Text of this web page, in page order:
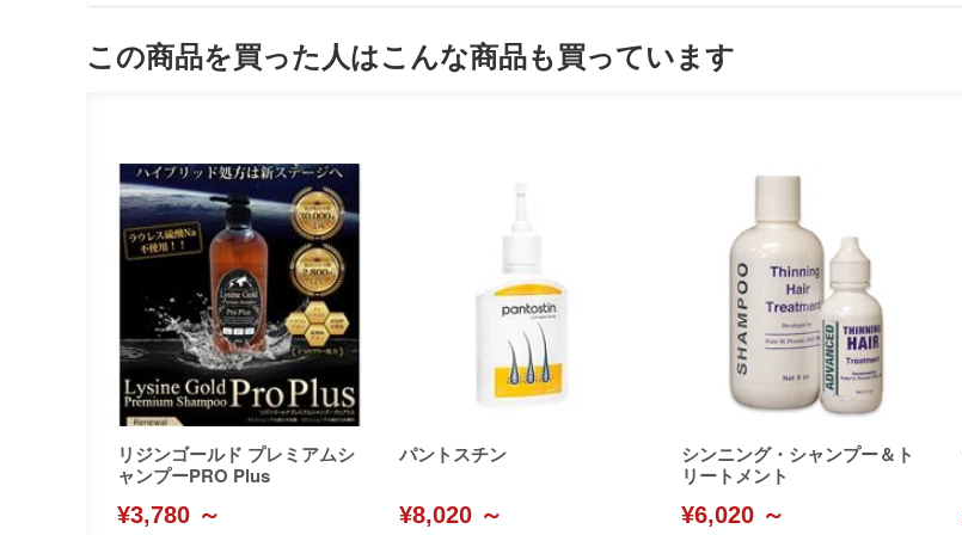
この商品を買った人はこんな商品も買っています
リジンゴールド プレミアムシ
ャンプーPRO Plus
¥3,780 ～
パントスチン
¥8,020 ～
シンニング・シャンプー＆ト
リートメント
¥6,020 ～